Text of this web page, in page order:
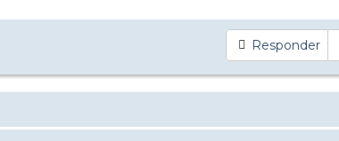
Responder